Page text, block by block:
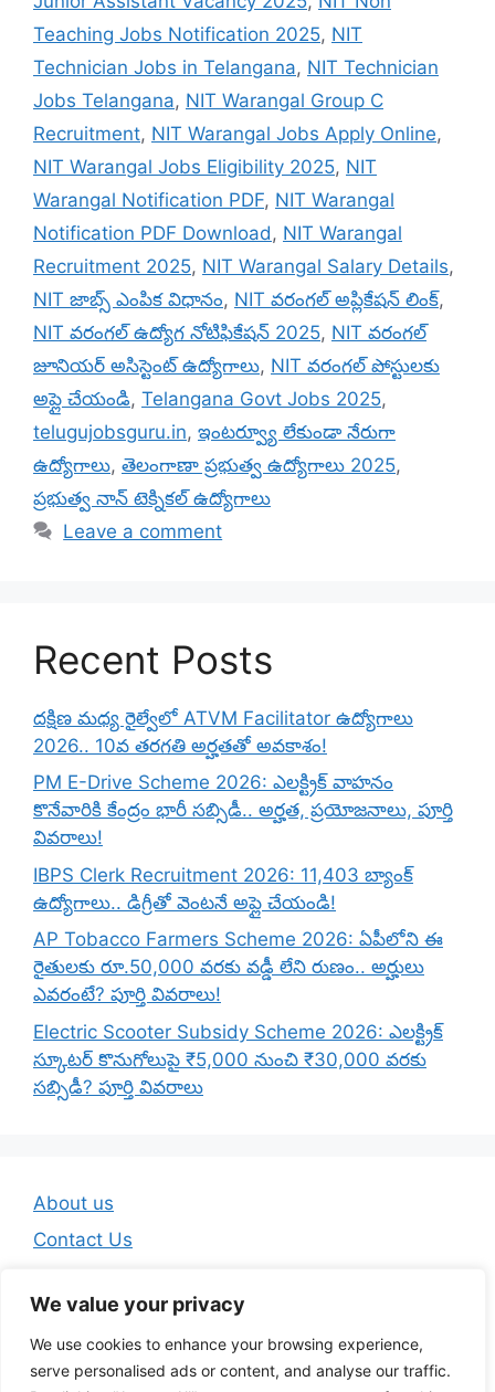
We value your privacy
We use cookies to enhance your browsing experience,
serve personalised ads or content, and analyse our traffic.
Teaching Jobs Notification 2025, NIT
Technician Jobs in Telangana, NIT Technician
Jobs Telangana, NIT Warangal Group C
Recruitment, NIT Warangal Jobs Apply Online,
NIT Warangal Jobs Eligibility 2025, NIT
Warangal Notification PDF, NIT Warangal
Notification PDF Download , NIT Warangal
Recruitment 2025, NIT Warangal Salary Details,
NIT జాబ్స్ ఎంపిక విధానం, NIT వరంగల్ అప్లికేషన్ లింక్,
NIT వరంగల్ ఉద్యోగ నోటిఫికేషన్ 2025, NIT వరంగల్
జూనియర్ అసిస్టెంట్ ఉద్యోగాలు, NIT వరంగల్ పోస్టులకు
అప్లై చేయండి, Telangana Govt Jobs 2025,
telugujobsguru.in, ఇంటర్వ్యూ లేకుండా నేరుగా
ఉద్యోగాలు, తెలంగాణా ప్రభుత్వ ఉద్యోగాలు 2025,
ప్రభుత్వ నాన్ టెక్నికల్ ఉద్యోగాలు
Leave a comment
Recent Posts
దక్షిణ మధ్య రైల్వేలో ATVM Facilitator ఉద్యోగాలు
2026.. 10వ తరగతి అర్హతతో అవకాశం!
PM E-Drive Scheme 2026: ఎలక్ట్రిక్ వాహనం
కొనేవారికి కేంద్రం భారీ సబ్సిడీ.. అర్హత, ప్రయోజనాలు, పూర్తి
వివరాలు!
IBPS Clerk Recruitment 2026: 11,403 బ్యాంక్
ఉద్యోగాలు.. డిగ్రీతో వెంటనే అప్లై చేయండి!
AP Tobacco Farmers Scheme 2026: ఏపీలోని ఈ
రైతులకు రూ.50,000 వరకు వడ్డీ లేని రుణం.. అర్హులు
ఎవరంటే? పూర్తి వివరాలు!
Electric Scooter Subsidy Scheme 2026: ఎలక్ట్రిక్
స్కూటర్ కొనుగోలుపై ₹5,000 నుంచి ₹30,000 వరకు
సబ్సిడీ? పూర్తి వివరాలు
About us
Contact Us
Privacy Policy
Terms And Conditions